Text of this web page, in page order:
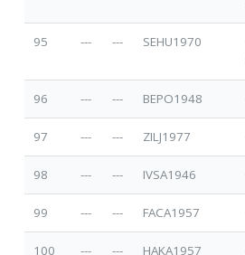
95 --- --- SEHU1970
96 --- --- BEPO1948
97 --- --- ZILJ1977
98 --- --- IVSA1946
99 --- --- FACA1957
100 --- --- HAKA1957